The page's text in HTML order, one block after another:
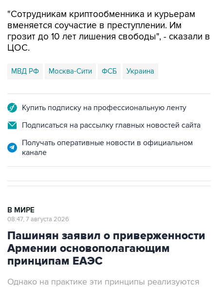
"Сотрудникам криптообменника и курьерам
вменяется соучастие в преступлении. Им
грозит до 10 лет лишения свободы", - сказали в
ЦОС.
МВД РФ Москва-Сити ФСБ Украина
Купить подписку на профессиональную ленту
Подписаться на рассылку главных новостей сайта
Получать оперативные новости в официальном
канале
В МИРЕ
08:47, 7 августа 2026
Пашинян заявил о приверженности
Армении основополагающим
принципам ЕАЭС
Однако на практике эти принципы реализуются